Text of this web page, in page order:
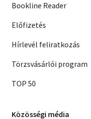
Bookline Reader
Előfizetés
Hírlevél feliratkozás
Törzsvásárlói program
TOP 50
Közösségi média